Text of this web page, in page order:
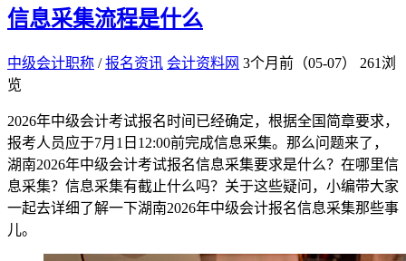
信息采集流程是什么
中级会计职称 /报名资讯 会计资料网 3个月前（05-07）
261浏
览
2026年中级会计考试报名时间已经确定，根据全国简章要求，
报考人员应于7月1日12:00前完成信息采集。那么问题来了，
湖南2026年中级会计考试报名信息采集要求是什么？在哪里信
息采集？信息采集有截止什么吗？关于这些疑问，小编带大家
一起去详细了解一下湖南2026年中级会计报名信息采集那些事
儿。